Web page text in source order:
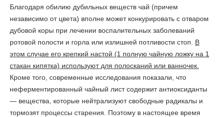
Благодаря обилию дубильных веществ чай (причем
независимо от цвета) вполне может конкурировать с отваром
дубовой коры при лечении воспалительных заболеваний
ротовой полости и горла или излишней потливости стоп. В
этом случае его крепкий настой (1 полную чайную ложку на 1
стакан кипятка) используют для полосканий или ванночек.
Кроме того, современные исследования показали, что
неферментированный чайный лист содержит антиоксиданты
— вещества, которые нейтрализуют свободные радикалы и
тормозят процессы старения. Поэтому в настоящее время